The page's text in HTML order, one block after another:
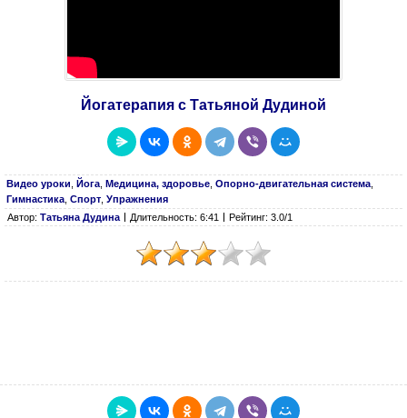
Йогатерапия с Татьяной Дудиной
Видео уроки Йога Медицина, здоровье Опорно-двигательная система
Гимнастика Спорт Упражнения
Автор: Татьяна Дудина Длительность: 6:41 Рейтинг: 3.0/1